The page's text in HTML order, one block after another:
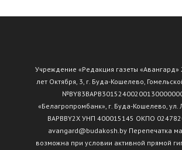
Учреждение «Редакция газеты «Авангард»
лет Октября, 3, г. Буда-Кошелево,
«Белагропромбанк», г. Буда-Кошелево, ул.
BAPBBY2X УНП 400015145 ОКПО
avangard@budakosh.by Перепечатка
возможна при условии активной прямой